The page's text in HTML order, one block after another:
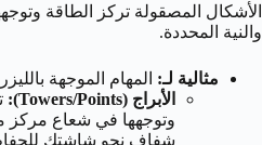
الأشكال المصقولة تركز الطاقة
والنية المحددة.
مثالية لـ: المهام الموجهة
الأبراج (Towers/Points):
وتوجهها في شعاع مركز
شفاف نحو شاشتك